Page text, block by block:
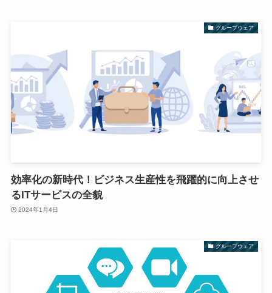
グループウェア
効率化の新時代！ビジネス生産性を飛躍的に向上させ
るITサービスの全貌
2024年1月4日
グループウェア